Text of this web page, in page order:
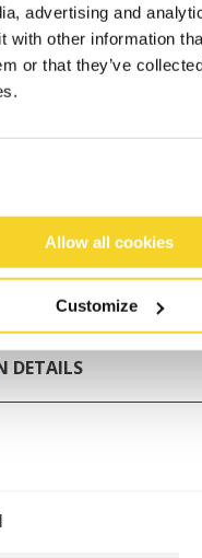
advertising and
with other information
or that they’ve
Allow all cookies
Customize
dagen retourneren
de zijkant; verstelbaar
van de billen
met je favoriete bikini
DETAILS